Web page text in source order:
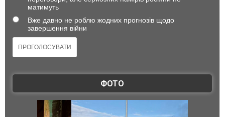
матимуть
Вже давно не роблю жодних прогнозів щодо
завершення війни
ФОТО